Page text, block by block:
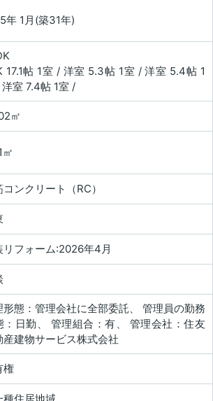
年 1月(築31年)
17.1帖 1室 / 洋室 5.3帖 1室 / 洋室 5.4帖 1
室 7.4帖 1室 /
㎡
ンクリート（RC）
リフォーム:2026年4月
形態：管理会社に全部委託、 管理員の勤務
：日勤、 管理組合：有、 管理会社：住友
産建物サービス株式会社
権